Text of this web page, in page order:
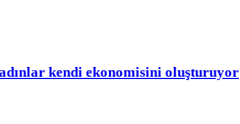
kendi ekonomisini oluşturuyor